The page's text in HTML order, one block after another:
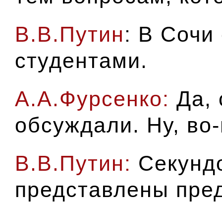
В.В.Путин: В Сочи
студентами.
А.А.Фурсенко: Да,
обсуждали. Ну,
В.В.Путин:
представлены